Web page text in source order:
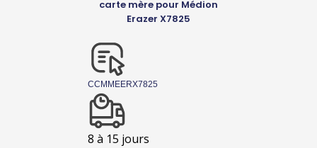
carte mère pour Médion
Erazer X7825
CCMMEERX7825
8 à 15 jours